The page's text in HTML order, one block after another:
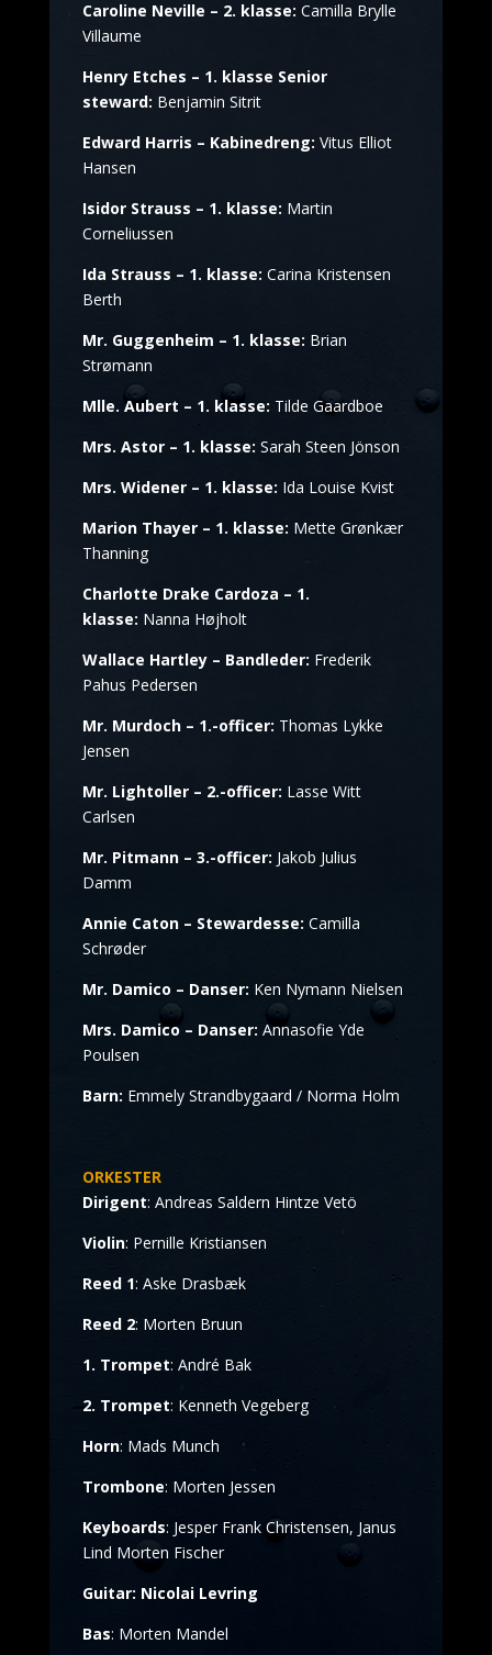
Caroline Neville – 2. klasse: Camilla Brylle
Villaume
Henry Etches – 1. klasse Senior
steward: Benjamin Sitrit
Edward Harris – Kabinedreng: Vitus Elliot
Hansen
Isidor Strauss – 1. klasse: Martin
Corneliussen
Ida Strauss – 1. klasse: Carina Kristensen
Berth
Mr. Guggenheim – 1. klasse: Brian
Strømann
Mlle. Aubert – 1. klasse: Tilde Gaardboe
Mrs. Astor – 1. klasse: Sarah Steen Jönson
Mrs. Widener – 1. klasse: Ida Louise Kvist
Marion Thayer – 1. klasse: Mette Grønkær
Thanning
Charlotte Drake Cardoza – 1.
klasse: Nanna Højholt
Wallace Hartley – Bandleder: Frederik
Pahus Pedersen
Mr. Murdoch – 1.-officer: Thomas Lykke
Jensen
Mr. Lightoller – 2.-officer: Lasse Witt
Carlsen
Mr. Pitmann – 3.-officer: Jakob Julius
Damm
Annie Caton – Stewardesse: Camilla
Schrøder
Mr. Damico – Danser: Ken Nymann Nielsen
Mrs. Damico – Danser: Annasofie Yde
Poulsen
Barn: Emmely Strandbygaard / Norma Holm
ORKESTER
Dirigent: Andreas Saldern Hintze Vetö
Violin: Pernille Kristiansen
Reed 1: Aske Drasbæk
Reed 2: Morten Bruun
1. Trompet: André Bak
2. Trompet: Kenneth Vegeberg
Horn: Mads Munch
Trombone: Morten Jessen
Keyboards: Jesper Frank Christensen, Janus
Lind Morten Fischer
Guitar: Nicolai Levring
Bas: Morten Mandel